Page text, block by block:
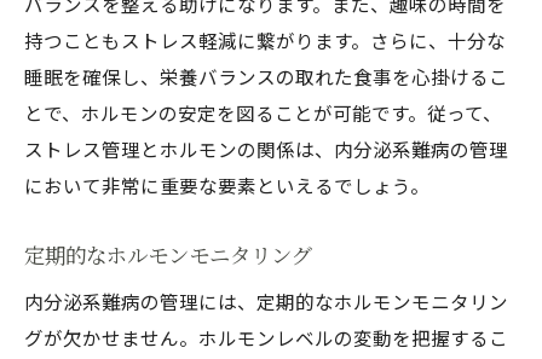
持つこともストレス軽減に繋がります。さらに、十分な
睡眠を確保し、栄養バランスの取れた食事を心掛けるこ
とで、ホルモンの安定を図ることが可能です。従って、
ストレス管理とホルモンの関係は、内分泌系難病の管理
において非常に重要な要素といえるでしょう。
定期的なホルモンモニタリング
内分泌系難病の管理には、定期的なホルモンモニタリン
グが欠かせません。ホルモンレベルの変動を把握するこ